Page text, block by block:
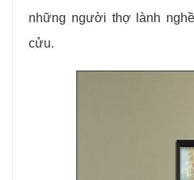
những người thợ lành
cửu.